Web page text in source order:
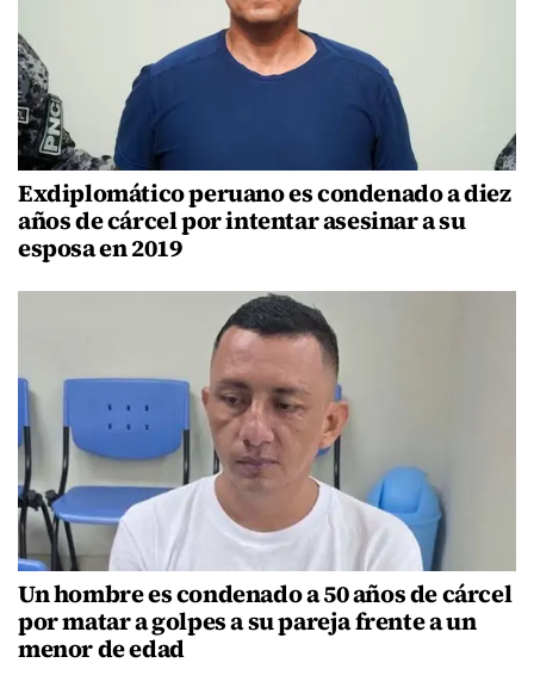
Exdiplomático peruano es condenado a diez
años de cárcel por intentar asesinar a su
esposa en 2019
Un hombre es condenado a 50 años de cárcel
por matar a golpes a su pareja frente a un
menor de edad